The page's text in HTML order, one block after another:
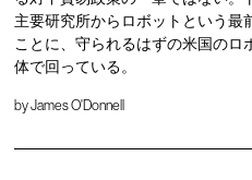
主要研究所からロボットという最
ことに、守られるはずの米国のロ
体で回っている。
byJames O'Donnell